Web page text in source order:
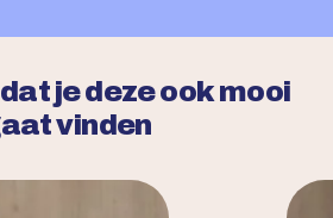
je deze ook mooi
vinden